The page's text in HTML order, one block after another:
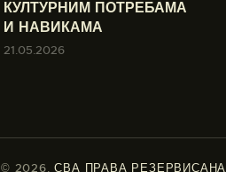
КУЛТУРНИМ ПОТРЕБАМА
И НАВИКАМА
21.05.2026
© 2026.СВА ПРАВА РЕЗЕРВИСАНА